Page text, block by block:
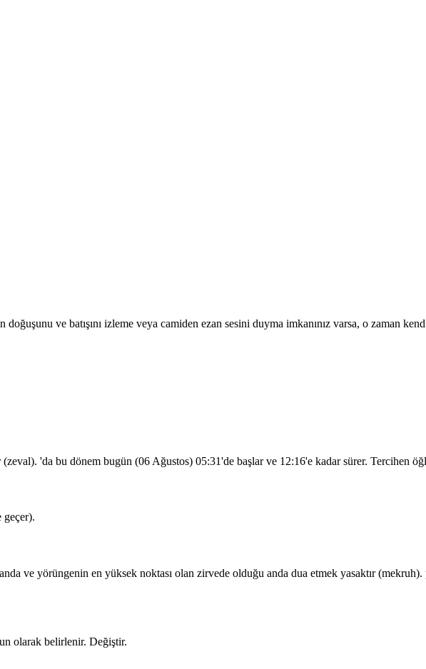
ve batışını izleme veya camiden ezan sesini duyma imkanınız varsa, o zaman
'da bu dönem bugün (06 Ağustos) 05:31'de başlar ve 12:16'e kadar sürer. Tercihen
geçer).
ve yörüngenin en yüksek noktası olan zirvede olduğu anda dua etmek yasaktır (mekruh).
olarak belirlenir. Değiştir.